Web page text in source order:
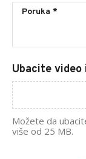
Ubacite
Možete da
više od 25 MB.